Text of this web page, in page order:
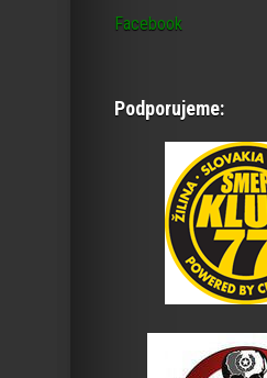
Facebook
Podporujeme: